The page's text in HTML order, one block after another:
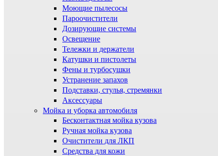
Моющие пылесосы
Пароочистители
Дозирующие системы
Освещение
Тележки и держатели
Катушки и пистолеты
Фены и турбосушки
Устранение запахов
Подставки, стулья, стремянки
Аксессуары
Мойка и уборка автомобиля
Бесконтактная мойка кузова
Ручная мойка кузова
Очистители для ЛКП
Средства для кожи